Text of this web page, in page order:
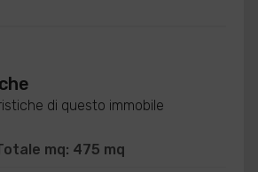
di questo immobile
mq: 475 mq